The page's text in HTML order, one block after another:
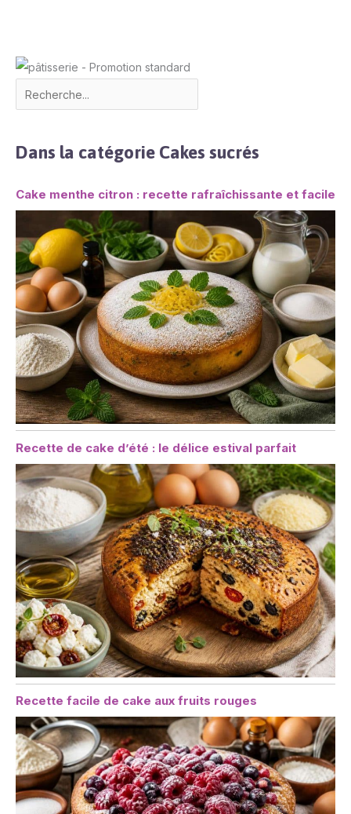
Dans la catégorie Cakes sucrés
Cake menthe citron : recette rafraîchissante et facile
Recette de cake d’été : le délice estival parfait
Recette facile de cake aux fruits rouges